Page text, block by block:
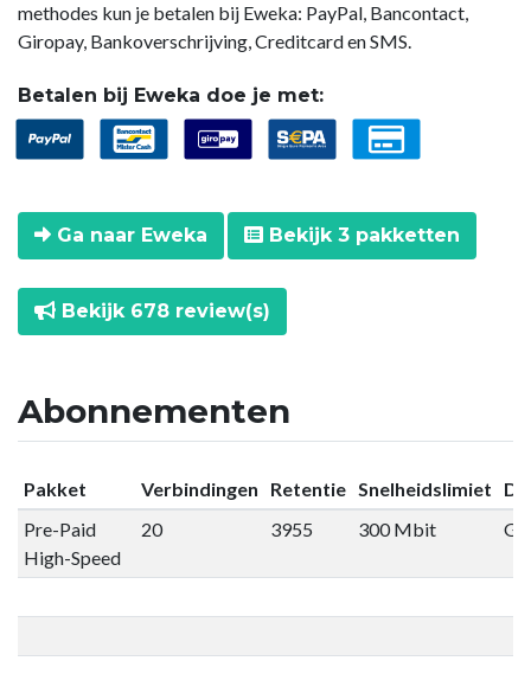
methodes kun je betalen bij Eweka: PayPal, Bancontact,
Giropay, Bankoverschrijving, Creditcard en SMS.
Betalen bij Eweka doe je met:
Ga naar Eweka Bekijk 3 pakketten
Bekijk 678 review(s)
Abonnementen
Pakket Verbindingen Retentie Snelheidslimiet
Pre-Paid
High-Speed
20 3955 300 Mbit